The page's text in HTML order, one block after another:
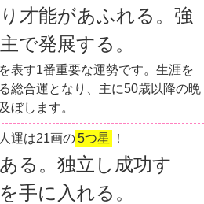
才能があふれる。強
で発展する。
表す1番重要な運勢です。生涯を
総合運となり、主に50歳以降の晩
ぼします。
運は21画の5つ星 ！
る。独立し成功す
手に入れる。